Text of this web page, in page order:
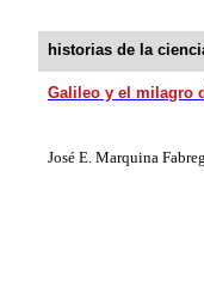
historias de la
Galileo y el milagro
José E. Marquina